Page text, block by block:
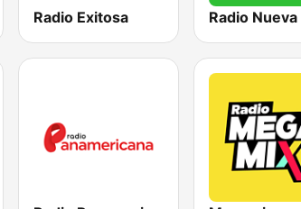
Radio Exitosa Radio Nueva